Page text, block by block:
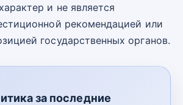
и не является
рекомендацией или
государственных органов.
за последние